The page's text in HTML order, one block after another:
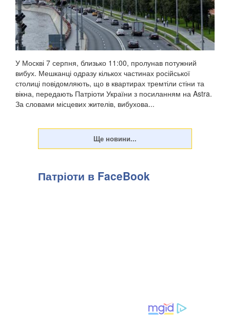
У Москві 7 серпня, близько 11:00, пролунав потужний
вибух. Мешканці одразу кількох частинах російської
столиці повідомляють, що в квартирах тремтіли стіни та
вікна, передають Патріоти України з посиланням на Astra.
За словами місцевих жителів, вибухова...
Патріоти в FaceBook